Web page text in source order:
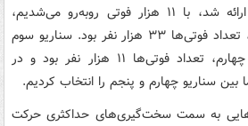
ستاد ملی مقابله با کرونا ارائه شد، با ۱۱ هزار فوتی روبه‌رو می‌شدیم،
تصریح کرد: در سناریو دوم، تعداد فوتی‌ها ۳۳ هزار نفر بود. سناریو سوم
۱۸ هزار فوتی. در سناریو چهارم، تعداد فوتی‌ها ۱۱ هزار نفر بود و در
سناریو چهارم و پنجم را انتخاب کردیم.
به سمت سخت‌گیری‌های حداکثری حرکت